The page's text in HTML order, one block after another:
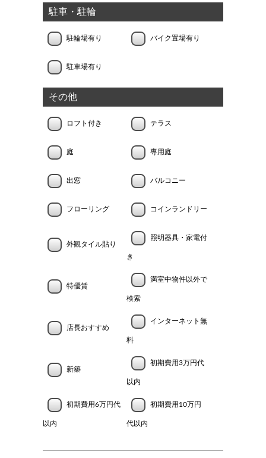
駐車・駐輪
駐輪場有り バイク置場有り
駐車場有り
その他
ロフト付き テラス
庭 専用庭
出窓 バルコニー
フローリング コインランドリー
外観タイル貼り
照明器具・家電付
き
特優賃
満室中物件以外で
検索
店長おすすめ
インターネット無
料
新築
初期費用3万円代
以内
初期費用6万円代
以内
初期費用10万円
代以内